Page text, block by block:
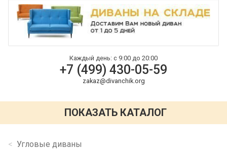
Оплата и доставка
Контакты
Каждый день: с 9:00 до 20:00
+7 (499) 430-05-59
zakaz@divanchik.org
ПОКАЗАТЬ КАТАЛОГ
Угловые диваны